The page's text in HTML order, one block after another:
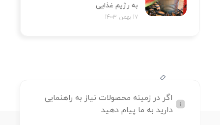
به رژیم غذایی
17 بهمن 1403
اگر در زمینه محصولات نیاز به راهنمایی
دارید به ما پیام دهید